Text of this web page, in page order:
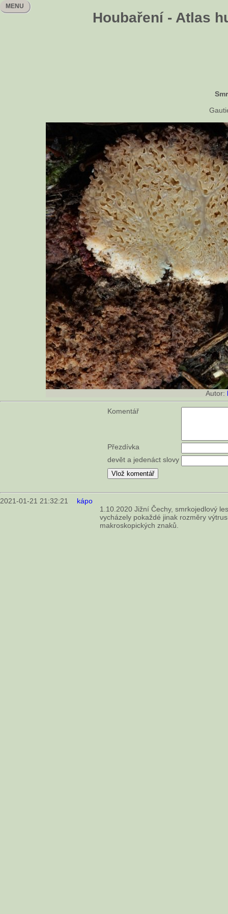
Houbaření - Atlas
MENU
Autor:
Komentář
Přezdívka
devět a jedenáct slovy
2021-01-21 21:32:21
kápo
1.10.2020 Jižní Čechy, smrkojedlový
vycházely pokaždé jinak rozměry
makroskopických znaků.